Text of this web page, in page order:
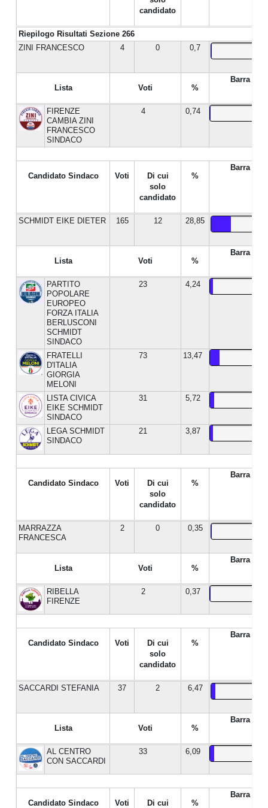
Riepilogo Risultati Sezione 266
candidato
ZINI FRANCESCO 4 0 0,7
Lista Voti %
Barra %
FIRENZE
CAMBIA ZINI
FRANCESCO
SINDACO
4 0,74
Candidato Sindaco Voti
Di cui
solo
candidato
%
Barra %
SCHMIDT EIKE DIETER 165 12 28,85
Lista Voti %
Barra %
PARTITO
POPOLARE
EUROPEO
FORZA ITALIA
BERLUSCONI
SCHMIDT
SINDACO
23 4,24
FRATELLI
D'ITALIA
GIORGIA
MELONI
73 13,47
LISTA CIVICA
EIKE SCHMIDT
SINDACO
31 5,72
LEGA SCHMIDT
SINDACO
21 3,87
Candidato Sindaco Voti
Di cui
solo
candidato
%
Barra %
MARRAZZA
FRANCESCA
2 0 0,35
Lista Voti %
Barra %
RIBELLA
FIRENZE
2 0,37
Candidato Sindaco Voti
Di cui
solo
candidato
%
Barra %
SACCARDI STEFANIA 37 2 6,47
Lista Voti %
Barra %
AL CENTRO
CON SACCARDI
33 6,09
Candidato Sindaco Voti
Di cui
%
Barra %